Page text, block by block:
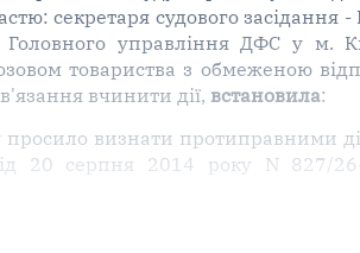
секретаря судового
Головного управління ДФС у
товариства з обмеженою
вчинити дії, встановила:
визнати протиправними
20 серпня 2014 року N 827/